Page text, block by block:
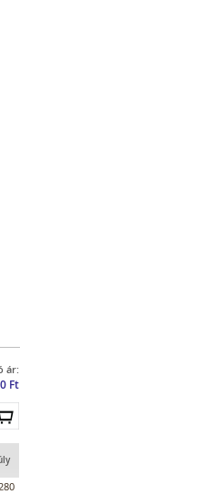
ár:
Ft
280